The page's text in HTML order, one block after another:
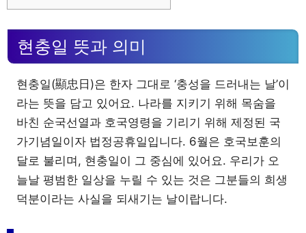
현충일 뜻과 의미
현충일(顯忠日)은 한자 그대로 ‘충성을 드러내는 날’이
라는 뜻을 담고 있어요. 나라를 지키기 위해 목숨을
바친 순국선열과 호국영령을 기리기 위해 제정된 국
가기념일이자 법정공휴일입니다. 6월은 호국보훈의
달로 불리며, 현충일이 그 중심에 있어요. 우리가 오
늘날 평범한 일상을 누릴 수 있는 것은 그분들의 희생
덕분이라는 사실을 되새기는 날이랍니다.